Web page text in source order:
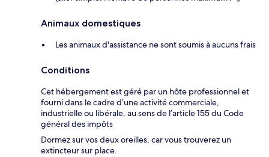
Animaux domestiques
Les animaux d'assistance ne sont soumis à aucuns frais
Conditions
Cet hébergement est géré par un hôte professionnel et
fourni dans le cadre d’une activité commerciale,
industrielle ou libérale, au sens de l’article 155 du Code
général des impôts
Dormez sur vos deux oreilles, car vous trouverez un
extincteur sur place.